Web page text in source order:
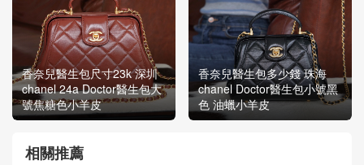
香奈兒醫生包尺寸23k 深圳
chanel 24a Doctor醫生包大
號焦糖色小羊皮
香奈兒醫生包多少錢 珠海
chanel Doctor醫生包小號黑
色 油蠟小羊皮
相關推薦